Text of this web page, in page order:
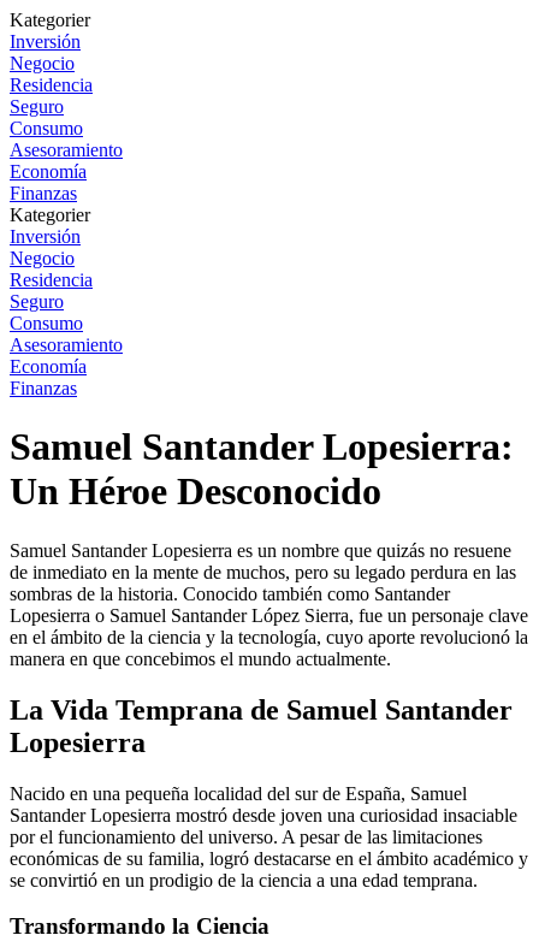
Kategorier
Inversión
Negocio
Residencia
Seguro
Consumo
Asesoramiento
Economía
Finanzas
Kategorier
Inversión
Negocio
Residencia
Seguro
Consumo
Asesoramiento
Economía
Finanzas
Samuel Santander Lopesierra:
Un Héroe Desconocido
Samuel Santander Lopesierra es un nombre que quizás no resuene
de inmediato en la mente de muchos, pero su legado perdura en las
sombras de la historia. Conocido también como Santander
Lopesierra o Samuel Santander López Sierra, fue un personaje clave
en el ámbito de la ciencia y la tecnología, cuyo aporte revolucionó la
manera en que concebimos el mundo actualmente.
La Vida Temprana de Samuel Santander
Lopesierra
Nacido en una pequeña localidad del sur de España, Samuel
Santander Lopesierra mostró desde joven una curiosidad insaciable
por el funcionamiento del universo. A pesar de las limitaciones
económicas de su familia, logró destacarse en el ámbito académico y
se convirtió en un prodigio de la ciencia a una edad temprana.
Transformando la Ciencia